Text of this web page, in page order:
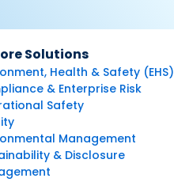
Solutions
Health & Safety (EHS)
& Enterprise Risk
Safety
Management
& Disclosure